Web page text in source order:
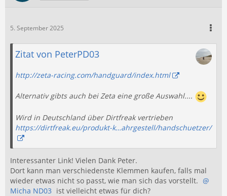
5. September 2025
Zitat von PeterPD03
http://zeta-racing.com/handguard/index.html
Alternativ gibts auch bei Zeta eine große Auswahl....
Wird in Deutschland über Dirtfreak vertrieben
https://dirtfreak.eu/produkt-k…ahrgestell/handschuetzer/
Interessanter Link! Vielen Dank Peter.
Dort kann man verschiedenste Klemmen kaufen, falls mal
wieder etwas nicht so passt, wie man sich das vorstellt.
Micha ND03 ist vielleicht etwas für dich?